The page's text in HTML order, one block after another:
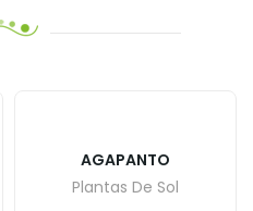
AGAPANTO
Plantas De Sol